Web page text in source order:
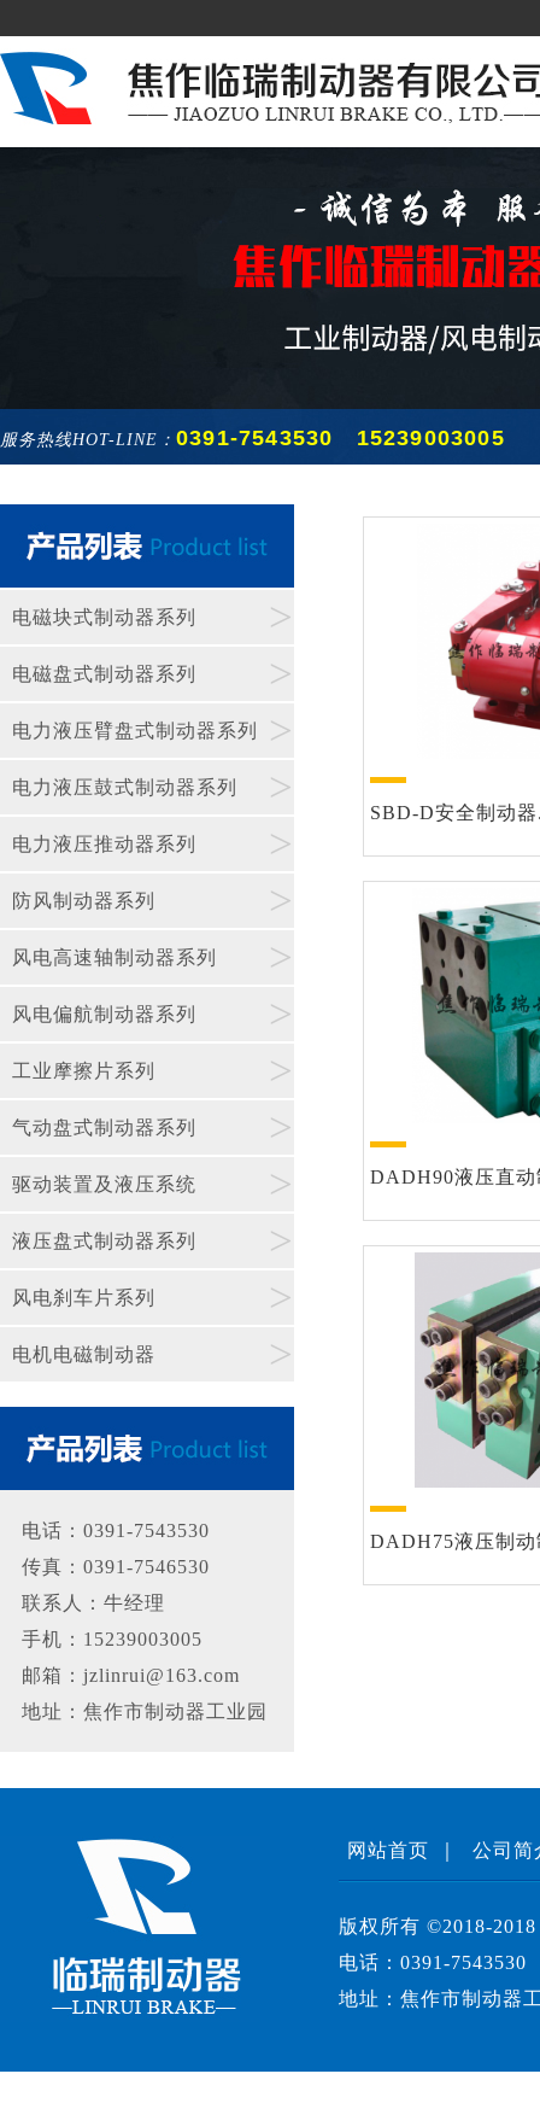
服务热线HOT-LINE： 0391-7543530 15239003005
电磁块式制动器系列 >
电磁盘式制动器系列 >
电力液压臂盘式制动器系列 >
电力液压鼓式制动器系列 >
电力液压推动器系列 >
防风制动器系列 >
风电高速轴制动器系列 >
风电偏航制动器系列 >
工业摩擦片系列 >
气动盘式制动器系列 >
驱动装置及液压系统 >
液压盘式制动器系列 >
风电刹车片系列 >
电机电磁制动器 >
电话：0391-7543530
传真：0391-7546530
联系人：牛经理
手机：15239003005
邮箱：jzlinrui@163.com
地址：焦作市制动器工业园
SBD-D安全制动
DADH90液压直
DADH75液压制
网站首页 公司简
版权所有 ©2018-
电话：0391-
地址：焦作市制动